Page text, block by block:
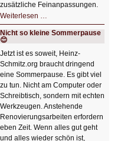
zusätzliche Feinanpassungen.
Weiterlesen …
Bildverschönerung
mit
einem
HIZ606:
Bildverschönerung
mit
einem
Klick
Nicht so kleine Sommerpause
😊
Jetzt ist es soweit, Heinz-
Schmitz.org braucht dringend
eine Sommerpause. Es gibt viel
zu tun. Nicht am Computer oder
Schreibtisch, sondern mit echten
Werkzeugen. Anstehende
Renovierungsarbeiten erfordern
eben Zeit. Wenn alles gut geht
und alles wieder schön ist,